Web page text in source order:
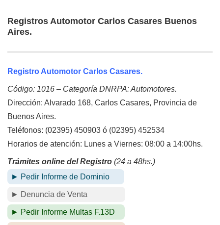
Registros Automotor Carlos Casares Buenos
Aires.
Registro Automotor Carlos Casares.
Código: 1016 – Categoría DNRPA: Automotores.
Dirección: Alvarado 168, Carlos Casares, Provincia de
Buenos Aires.
Teléfonos: (02395) 450903 ó (02395) 452534
Horarios de atención: Lunes a Viernes: 08:00 a 14:00hs.
Trámites online del Registro (24 a 48hs.)
► Pedir Informe de Dominio
► Denuncia de Venta
► Pedir Informe Multas F.13D